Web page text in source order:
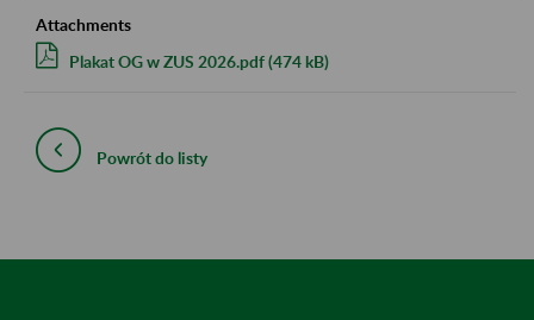
Attachments
Plakat OG w ZUS 2026.pdf (474 kB)
Powrót do listy